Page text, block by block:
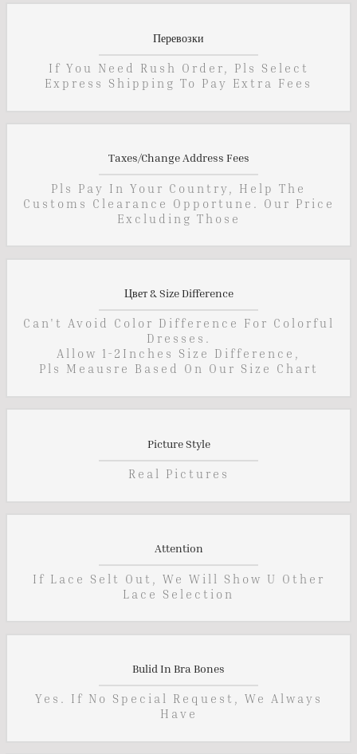
Перевозки
If You Need Rush Order, Pls Select
Express Shipping To Pay Extra Fees
Taxes/Change Address Fees
Pls Pay In Your Country, Help The
Customs Clearance Opportune. Our Price
Excluding Those
Цвет & Size Difference
Can't Avoid Color Difference For Colorful
Dresses.
Allow 1-2Inches Size Difference,
Pls Meausre Based On Our Size Chart
Picture Style
Real Pictures
Attention
If Lace Selt Out, We Will Show U Other
Lace Selection
Bulid In Bra Bones
Yes. If No Special Request, We Always
Have